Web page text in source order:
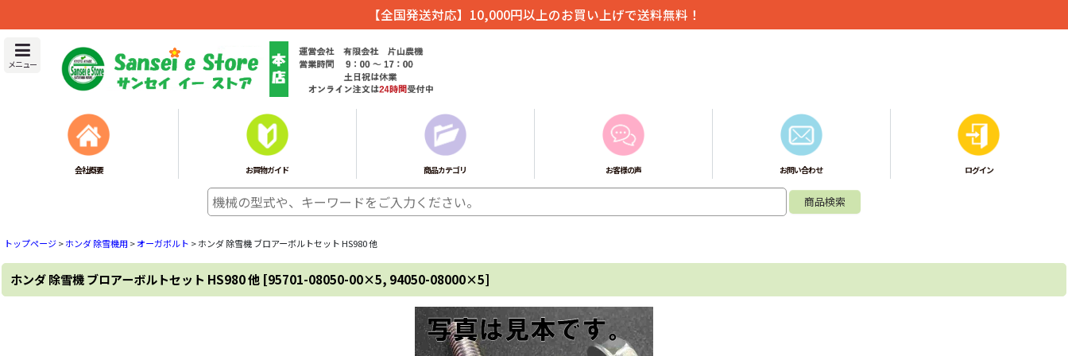
【全国発送対応】10,000円以上のお買い上げで送料無料！
メニュー
会社概要 お買物ガイド 商品カテゴリ お客様の声 お問い合わせ ログイン
トップページ>ホンダ 除雪機用 >オーガボルト >ホンダ 除雪機 ブロアーボルトセット HS980 他
ホンダ 除雪機 ブロアーボルトセット HS980 他 [95701-08050-00×5, 94050-08000×5]